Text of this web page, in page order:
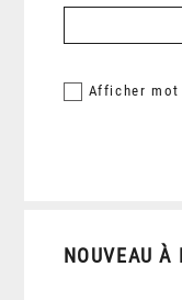
Afficher mot
NOUVEAU À